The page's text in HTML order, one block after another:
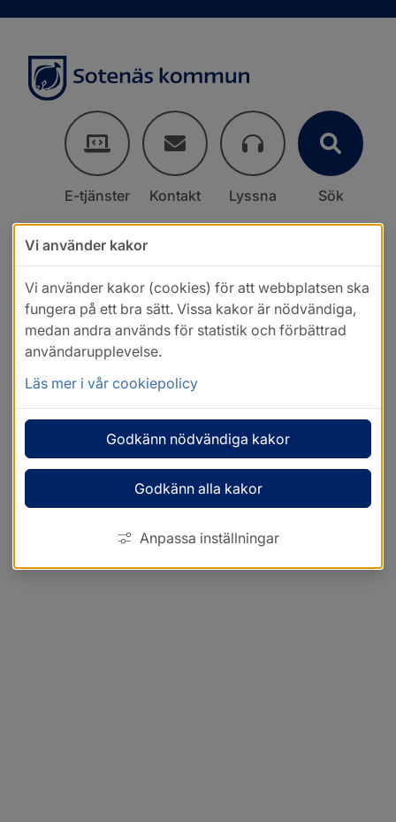
E-tjänster Kontakt Lyssna Sök
Vi använder kakor
Vi använder kakor (cookies) för att webbplatsen ska
fungera på ett bra sätt. Vissa kakor är nödvändiga,
medan andra används för statistik och förbättrad
användarupplevelse.
Läs mer i vår cookiepolicy
Godkänn nödvändiga kakor
Godkänn alla kakor
Anpassa inställningar